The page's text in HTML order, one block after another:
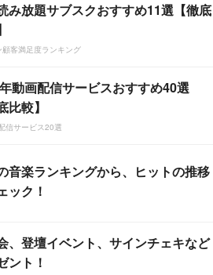
み放題サブスクおすすめ11選【徹底
顧客満足度ランキング
動画配信サービスおすすめ40選
比較】
信サービス20選
音楽ランキングから、ヒットの推移
ック！
、登壇イベント、サインチェキなど
ント！